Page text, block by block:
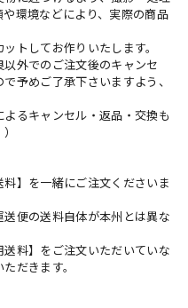
環境などにより、実際の商品
トしてお作りいたします。
外でのご注文後のキャンセ
予めご了承下さいますよう、
よるキャンセル・返品・交換も
】を一緒にご注文くださいま
便の送料自体が本州とは異な
料】をご注文いただいていな
だきます。